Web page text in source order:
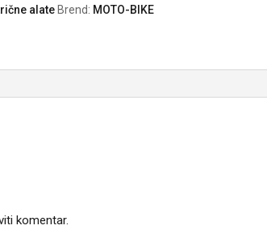
alate Brend: MOTO-BIKE
komentar.